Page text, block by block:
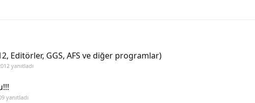
Editörler, GGS, AFS ve diğer programlar)
yanıtladı
yanıtladı